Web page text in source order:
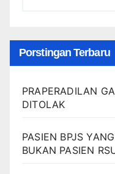
Porstingan Terbaru
PRAPERADILAN
DITOLAK
PASIEN BPJS
BUKAN PASIEN